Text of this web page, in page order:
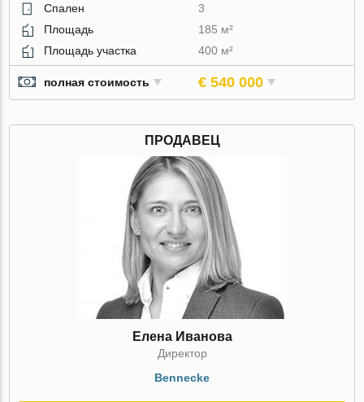
Спален
3
Площадь
185 м²
Площадь участка
400 м²
полная стоимость € 540 000
ПРОДАВЕЦ
Елена Иванова
Директор
Bennecke